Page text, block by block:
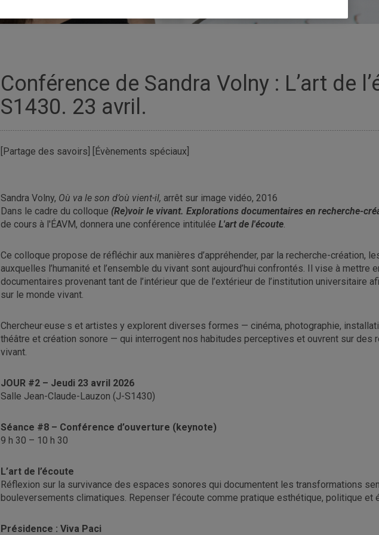
Conférence de Sandra Volny : L’art de
S1430. 23 avril.
[Partage des savoirs] [Évènements spéciaux]
Sandra Volny, Où va le son d’où vient-il, arrêt sur image vidéo, 2016
Dans le cadre du colloque (Re)voir le vivant. Explorations documentaires en recherche-
de cours à l'ÉAVM, donnera une conférence intitulée L'art de l'écoute.
Ce colloque propose de réfléchir aux manières d’appréhender, par la recherche-création,
auxquelles l’humanité et l’ensemble du vivant sont aujourd’hui confrontés. Il vise à mettre
documentaires provenant tant de l’intérieur que de l’extérieur de l’institution universitaire
sur le monde vivant.
Chercheur·euse·s et artistes y explorent diverses formes — cinéma, photographie,
théâtre et création sonore — qui interrogent nos habitudes perceptives et ouvrent sur des
vivant.
JOUR #2 – Jeudi 23 avril 2026
Salle Jean-Claude-Lauzon (J-S1430)
Séance #8 – Conférence d’ouverture (keynote)
9 h 30 – 10 h 30
L’art de l’écoute
Réflexion sur la survivance des espaces sonores qui documentent les transformations
bouleversements climatiques. Repenser l’écoute comme pratique esthétique, politique et
Présidence : Viva Paci